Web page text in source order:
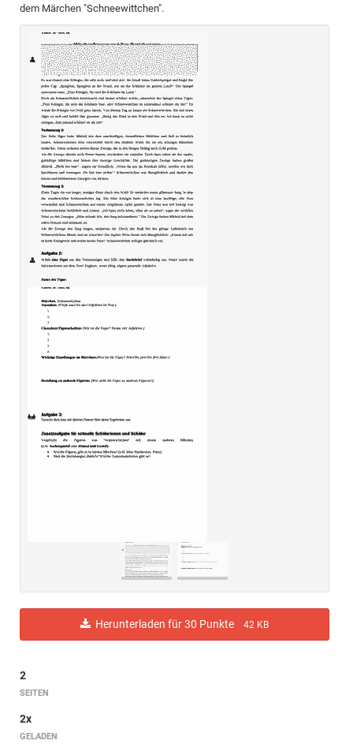
dem Märchen "Schneewittchen".
Herunterladen für 30 Punkte 42 KB
2
SEITEN
2x
GELADEN